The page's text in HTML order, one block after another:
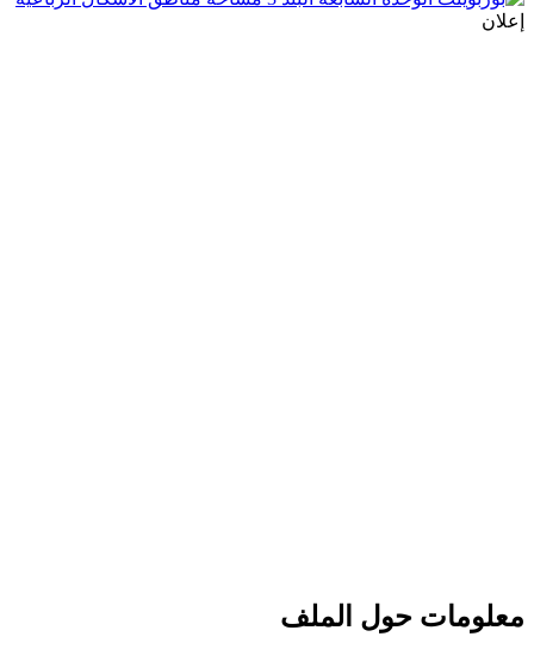
إعلان
معلومات حول الملف